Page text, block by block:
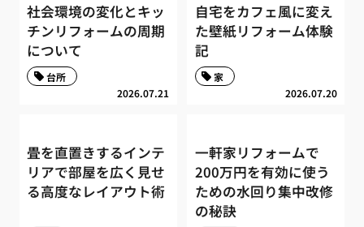
社会環境の変化とキッ
チンリフォームの周期
について
2026.07.21
台所
自宅をカフェ風に変え
た壁紙リフォーム体験
記
2026.07.20
家
畳を直置きするインテ
リアで部屋を広く見せ
る高度なレイアウト術
一軒家リフォームで
200万円を有効に使う
ための水回り集中改修
の秘訣